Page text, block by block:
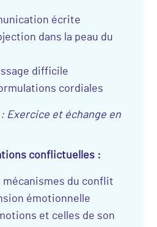
écrite
dans la peau du
difficile
cordiales
Exercice et échange en
conflictuelles :
mécanismes du conflit
émotionnelle
et celles de son